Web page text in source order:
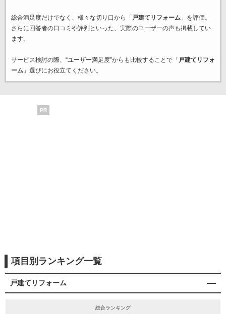
総合満足度だけでなく、様々な切り口から「 戸建てリフォーム」を評価。
さらに回答者の口コミや評判といった、実際のユーザーの声も掲載してい
ます。
サービス検討の際、“ユーザー満足度”からも比較することで「 戸建てリフォ
ーム」選びにお役立てください。
PR
項目別ランキング一覧
戸建てリフォーム
総合ランキング